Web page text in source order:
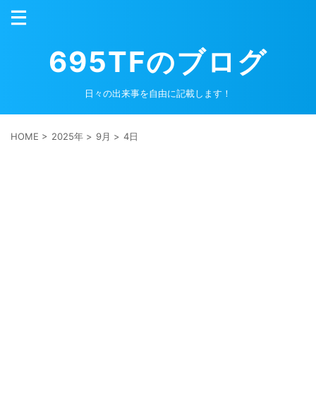
695TFのブログ
日々の出来事を自由に記載します！
HOME > 2025年 > 9月 > 4日